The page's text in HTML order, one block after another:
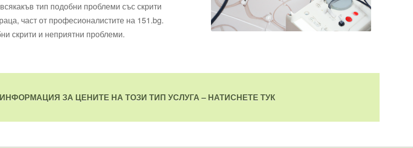
тип подобни проблеми със скрити
част от професионалистите на 151.bg.
скрити и неприятни проблеми.
ЗА ЦЕНИТЕ НА ТОЗИ ТИП УСЛУГА – НАТИСНЕТЕ ТУК